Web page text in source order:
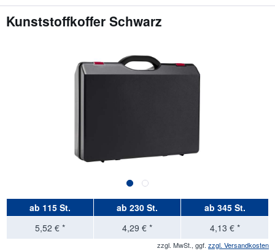
Kunststoffkoffer Schwarz
ab 115 St. ab 230 St. ab 345 St.
5,52 € *
4,29 € * 4,13 € *
zzgl. MwSt., ggf. zzgl. Versandkosten